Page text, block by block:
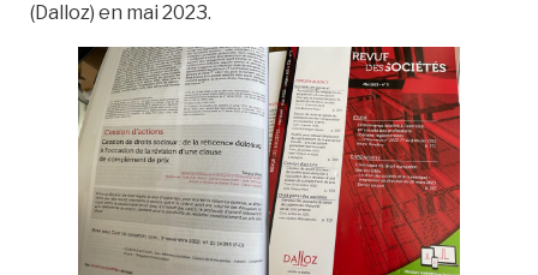
(Dalloz) en mai 2023.